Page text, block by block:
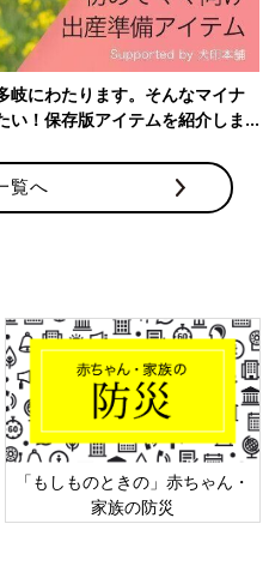
とのこと(^^) コンソメで作っ
パスタにかけたそうですよ♪ 暑
岐にわたります。そんなマイナ
い！保存版アイテムを紹介しま
覧へ
「もしものときの」赤ちゃん・
家族の防災